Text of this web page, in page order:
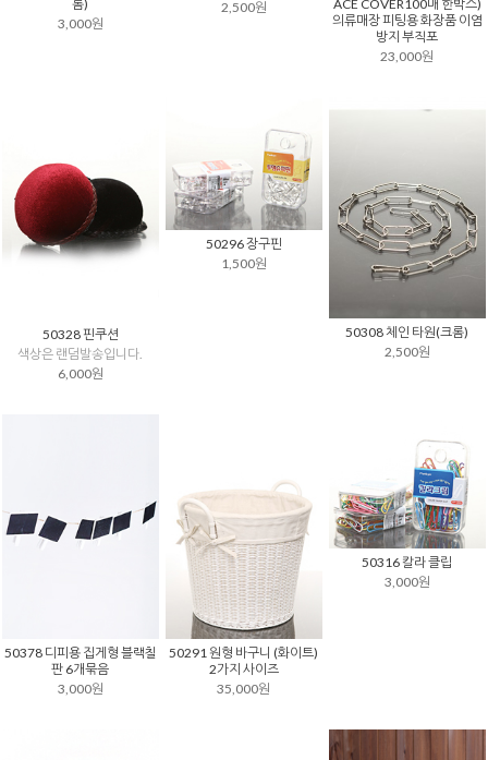
롬)
3,000원
2,500원
ACE COVER100매 한박스)
의류매장 피팅용 화장품 이염
방지 부직포
23,000원
50328 핀쿠션
색상은 랜덤발송입니다.
6,000원
50296 장구핀
1,500원
50308 체인 타원(크롬)
2,500원
50378 디피용 집게형 블랙칠
판 6개묶음
3,000원
50291 원형 바구니 (화이트)
2가지 사이즈
35,000원
50316 칼라 클립
3,000원